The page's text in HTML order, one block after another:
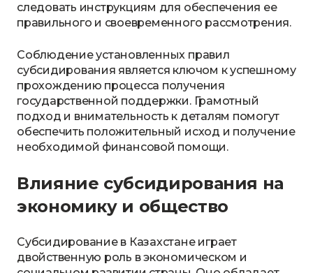
следовать инструкциям для обеспечения ее
правильного и своевременного рассмотрения.
Соблюдение установленных правил
субсидирования является ключом к успешному
прохождению процесса получения
государственной поддержки. Грамотный
подход и внимательность к деталям помогут
обеспечить положительный исход и получение
необходимой финансовой помощи.
Влияние субсидирования на
экономику и общество
Субсидирование в Казахстане играет
двойственную роль в экономическом и